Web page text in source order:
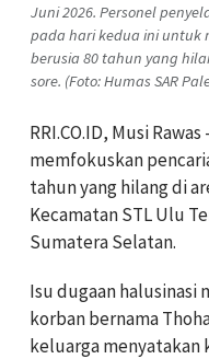
Juni 2026. Personel
pada hari kedua ini untuk
berusia 80 tahun yang
sore. (Foto: Humas SAR
RRI.CO.ID, Musi
memfokuskan
tahun yang hilang di
Kecamatan STL Ulu
Sumatera Selatan.
Isu dugaan halusinasi
korban bernama
keluarga menyatakan